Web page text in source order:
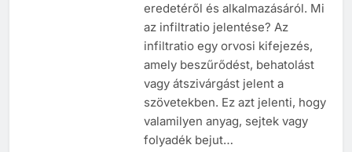
eredetéről és alkalmazásáról. Mi
az infiltratio jelentése? Az
infiltratio egy orvosi kifejezés,
amely beszűrődést, behatolást
vagy átszivárgást jelent a
szövetekben. Ez azt jelenti, hogy
valamilyen anyag, sejtek vagy
folyadék bejut…